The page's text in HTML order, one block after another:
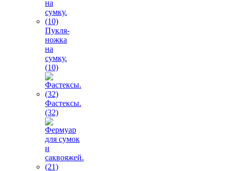
Пукля-
ножка
на
сумку.
(10)
Фастексы.
(32)